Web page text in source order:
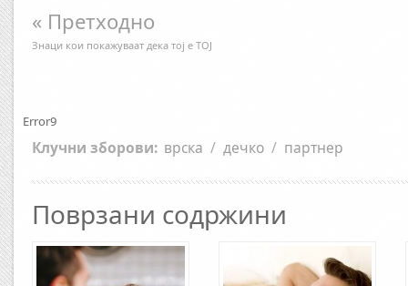
« Претходно
Знаци кои покажуваат дека тој е ТОЈ
Error9
Клучни зборови: врска / дечко / партнер
Поврзани содржини